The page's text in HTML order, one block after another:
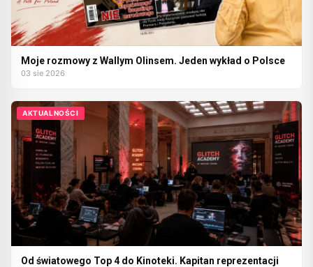
Moje rozmowy z Wallym Olinsem. Jeden wykład o Polsce
03 sie 2026
AKTUALNOŚCI
Od światowego Top 4 do Kinoteki. Kapitan reprezentacji